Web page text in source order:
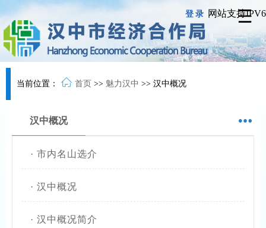
登录 网站支持IPV6
当前位置： 首页 >> 魅力汉中 >> 汉中概况
汉中概况
· 市内名山选介
· 汉中概况
· 汉中概况简介